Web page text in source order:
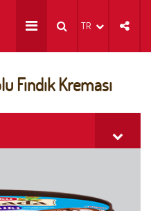
TR
Fındık Kreması